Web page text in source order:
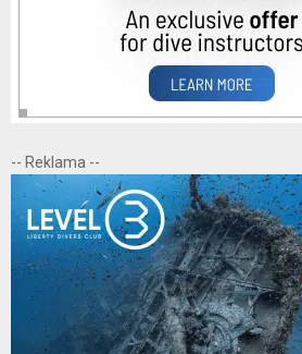
-- Reklama --